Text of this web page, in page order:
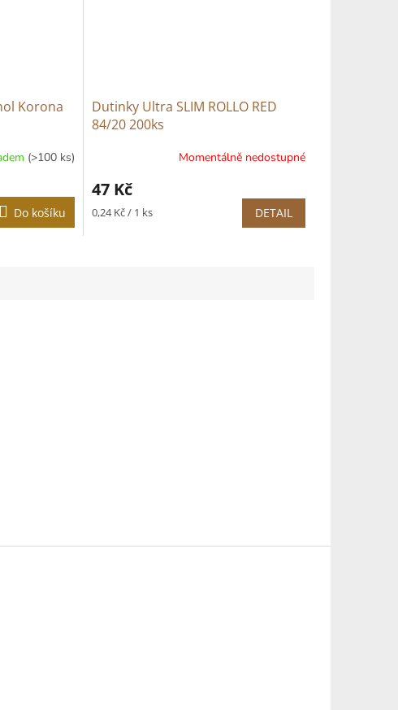
Korona
(>100 ks)
Do košíku
Dutinky Ultra SLIM ROLLO RED
84/20 200ks
Momentálně nedostupné
47 Kč
Měrná
0,24 Kč / 1 ks DETAIL